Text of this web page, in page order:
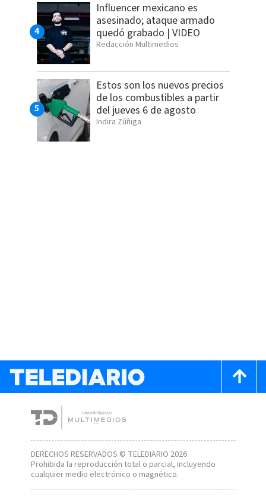
Influencer mexicano es
asesinado; ataque armado
quedó grabado | VIDEO
Redacción Multimedios
Estos son los nuevos precios
de los combustibles a partir
del jueves 6 de agosto
Indira Zúñiga
DERECHOS RESERVADOS © TELEDIARIO 2026
Prohibida la reproducción total o parcial, incluyendo
cualquier medio electrónico o magnético.